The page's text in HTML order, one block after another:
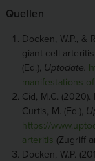
Quellen
Docken, W.P., &
giant cell
(Ed.), Uptodate.
manifestations-
Cid, M.C.
Curtis, M. (Ed.),
https://
arteritis (Zugriff
Docken, W.P.